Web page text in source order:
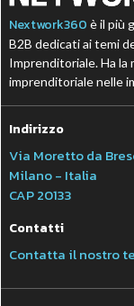
Nextwork360 è il più
B2B dedicati ai temi
Imprenditoriale. Ha
imprenditoriale nelle
Indirizzo
Via Moretto da
Milano - Italia
CAP 20133
Contatti
Contatta il nostro